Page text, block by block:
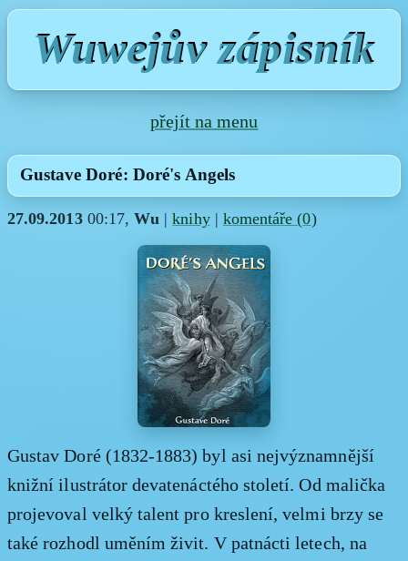
Wuwejův zápisník
přejít na menu
Gustave Doré: Doré's Angels
27.09.201300:17,Wu |knihy| komentáře (0)
Gustav Doré (1832-1883) byl asi nejvýznamnější
knižní ilustrátor devatenáctého století. Od malička
projevoval velký talent pro kreslení, velmi brzy se
také rozhodl uměním živit. V patnácti letech, na